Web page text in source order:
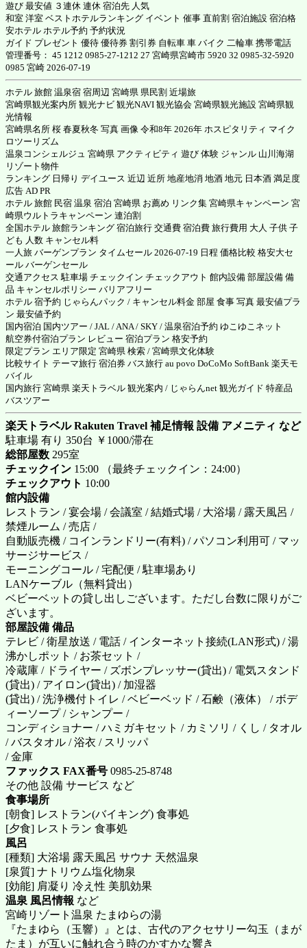
遊び 最安値 ３連休 連休 宿泊先 人気
和室 洋室 ベストホテルランキング イベント 催事 直前割 宿泊施設 宿泊格
安ホテル ホテル予約 予約状況
ガイド プレゼント 優待 優待券 割引券 自転車 車 バイク 二輪車 携帯電話
管理番号： 45 1212 0985-27-1212 27 宮崎県宮崎市 5920 32 0985-32-5920
0985 宮崎 2026-07-19
ホテル 旅館 温泉宿 宿周辺 宮崎県 県民割 近場旅
宮崎県観光案内所 観光ナビ 観光NAVI 観光協会 宮崎県観光施設 宮崎県観
光情報
宮崎県名所 桜 春夏秋冬 写真 画像 令和8年 2026年 ホスピタリティ マイク
ロツーリズム
温泉コンシェルジュ 宮崎県 アクティビティ 遊び 体験 ジャンル 山川海湖
リゾート物件
ランキング 日帰り デイユース 近辺 近所 地産地消 地酒 地元 日本酒 満足度
広告 AD PR
ホテル 旅館 民宿 温泉 宿泊 宮崎県 お薦め リンク集 宮崎県キャンペーン 宮
崎県ウルトラキャンペーン 連泊割
全国ホテル 旅館ランキング 宿泊旅行 交通費 宿泊費 旅行費用 大人 子供 子
ども 人数 キャンセル料
一人旅 バーゲンプラン タイムセール 2026-07-19 日程 価格比較 格安大セ
ール バーゲンセール
交通アクセス 駐車場 チェックイン チェックアウト 館内設備 部屋設備 備
品 キャンセルポリシー バリアフリー
ホテル 宿予約 じゃらんパック / キャンセル料金 部屋 食事 写真 最安値プラ
ン 最安値予約
国内宿泊 国内ツアー / JAL / ANA / SKY / 温泉宿泊予約 ゆこゆこネット
航空券付宿泊プラン レビュー 宿泊プラン 格安予約
限定プラン エリア限定 宮崎県 検索 / 宮崎県文化体験
比較サイト テーマ旅行 宿泊券 バス旅行 au povo DoCoMo SoftBank 楽天モ
バイル
国内旅行 宮崎県 楽天トラベル 観光案内 / じゃらんnet 観光ガイド 特産品
バスツアー
楽天トラベル Rakuten Travel 補足情報 設備 アメニティ など
駐車場 有り 350台 ￥1000/滞在
総部屋数 295室
チェックイン 15:00 （最終チェックイン：24:00）
チェックアウト 10:00
館内設備
レストラン / 宴会場 / 会議室 / 結婚式場 / 大浴場 / 露天風呂 /
禁煙ルーム / 売店 /
自動販売機 / コインランドリー(有料) / パソコン利用可 / マッ
サージサービス /
モーニングコール / 宅配便 / 駐車場あり
LANケーブル（無料貸出）
ベビーベットの貸し出しございます。ただし台数に限りがご
ざいます。
部屋設備 備品
テレビ / 衛星放送 / 電話 / インターネット接続(LAN形式) / 湯
沸かしポット / お茶セット /
冷蔵庫 / ドライヤー / ズボンプレッサー(貸出) / 電気スタンド
(貸出) / アイロン(貸出) / 加湿器
(貸出) / 洗浄機付トイレ / ベビーベッド / 石鹸（液体） / ボデ
ィーソープ / シャンプー /
コンディショナー / ハミガキセット / カミソリ / くし / タオル
/ バスタオル / 浴衣 / スリッパ
/ 金庫
ファックス FAX番号 0985-25-8748
その他 設備 サービス など
食事場所
[朝食] レストラン(バイキング) 食事処
[夕食] レストラン 食事処
風呂
[種類] 大浴場 露天風呂 サウナ 天然温泉
[泉質] ナトリウム塩化物泉
[効能] 肩凝り 冷え性 美肌効果
温泉 風呂情報 など
宮崎リゾート温泉 たまゆらの湯
『たまゆら（玉響）』とは、古代のアクセサリー勾玉（まが
たま）が互いに触れ合う時のかすかな響き